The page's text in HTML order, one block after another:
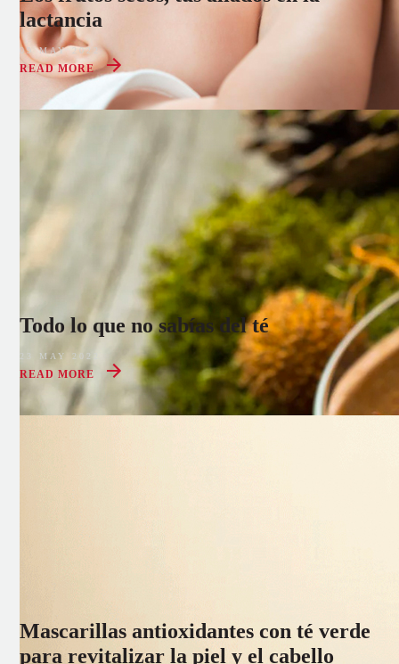
lactancia
09 MAY 2022
READ MORE
Todo lo que no sabías del té
23 MAY 2022
READ MORE
Mascarillas antioxidantes con té verde
para revitalizar la piel y el cabello